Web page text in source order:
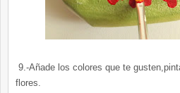
9.-Añade los colores que te
flores.